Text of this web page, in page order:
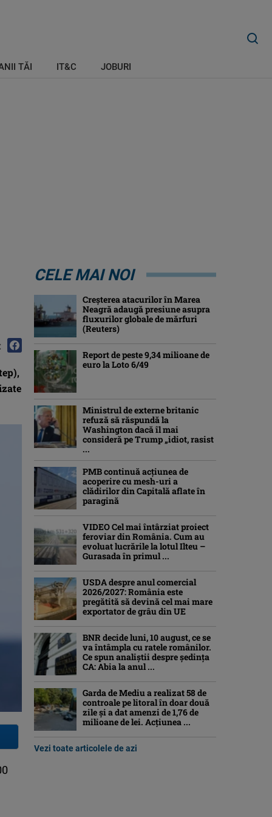
TĂI IT&C JOBURI
CELE MAI NOI
Creşterea atacurilor în Marea
Neagră adaugă presiune asupra
fluxurilor globale de mărfuri
(Reuters)
Report de peste 9,34 milioane de
euro la Loto 6/49
Ministrul de externe britanic
refuză să răspundă la
Washington dacă îl mai
consideră pe Trump „idiot, rasist
...
PMB continuă acțiunea de
acoperire cu mesh-uri a
clădirilor din Capitală aflate în
paragină
VIDEO Cel mai întârziat proiect
feroviar din România. Cum au
evoluat lucrările la lotul Ilteu –
Gurasada în primul ...
USDA despre anul comercial
2026/2027: România este
pregătită să devină cel mai mare
exportator de grâu din UE
BNR decide luni, 10 august, ce se
va întâmpla cu ratele românilor.
Ce spun analiștii despre ședința
CA: Abia la anul ...
Garda de Mediu a realizat 58 de
controale pe litoral în doar două
zile și a dat amenzi de 1,76 de
milioane de lei. Acțiunea ...
Vezi toate articolele de azi